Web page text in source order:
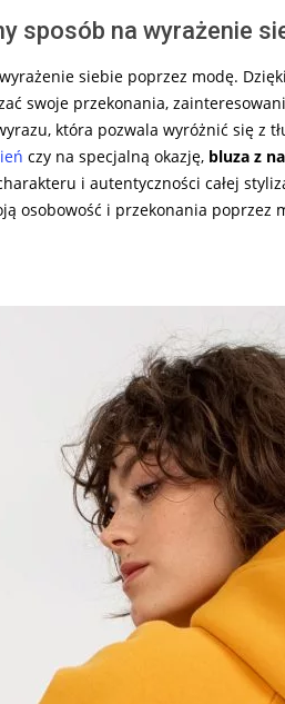
sposób na wyrażenie
siebie poprzez modę.
swoje przekonania,
która pozwala wyróżnić się z
czy na specjalną okazję, bluza z
i autentyczności całej
osobowość i przekonania poprzez